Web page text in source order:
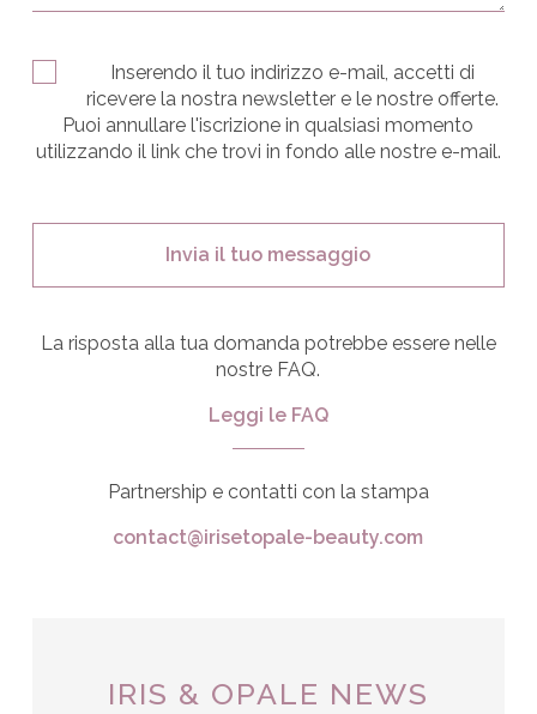
Inserendo il tuo indirizzo e-mail, accetti di
ricevere la nostra newsletter e le nostre offerte.
Puoi annullare l'iscrizione in qualsiasi momento
utilizzando il link che trovi in fondo alle nostre e-mail.
La risposta alla tua domanda potrebbe essere nelle
nostre FAQ.
Leggi le FAQ
Partnership e contatti con la stampa
contact@irisetopale-beauty.com
IRIS & OPALE NEWS